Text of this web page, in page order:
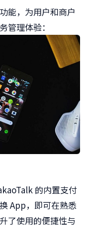
能，为用户和商户
管理体验：
的内置支付
App，即可在熟悉
了使用的便捷性与